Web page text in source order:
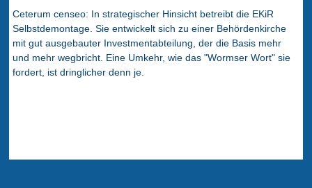
Ceterum censeo: In strategischer Hinsicht betreibt die EKiR
Selbstdemontage. Sie entwickelt sich zu einer Behördenkirche
mit gut ausgebauter Investmentabteilung, der die Basis mehr
und mehr wegbricht. Eine Umkehr, wie das "Wormser Wort" sie
fordert, ist dringlicher denn je.